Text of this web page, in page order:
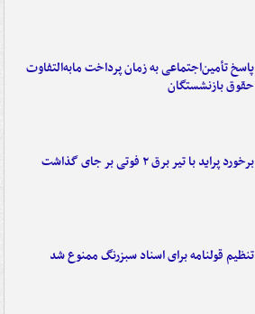
پاسخ تأمین‌اجتماعی به زمان پرداخت مابه‌التفاوت
حقوق بازنشستگان
برخورد پراید با تیر برق ۲ فوتی بر جای گذاشت
تنظیم قولنامه برای اسناد سبزرنگ ممنوع شد